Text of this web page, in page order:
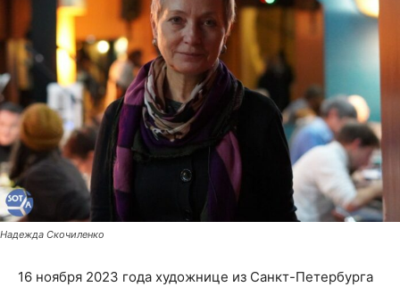
Надежда Скочиленко
16 ноября 2023 года художнице из Санкт-Петербурга